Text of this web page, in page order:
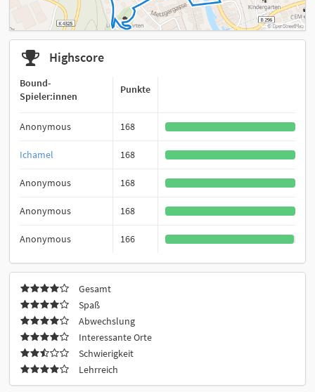
Highscore
Bound-
Spieler:innen
Punkte
Anonymous 168
Ichamel 168
Anonymous 168
Anonymous 168
Anonymous 166
Gesamt
Spaß
Abwechslung
Interessante Orte
Schwierigkeit
Lehrreich